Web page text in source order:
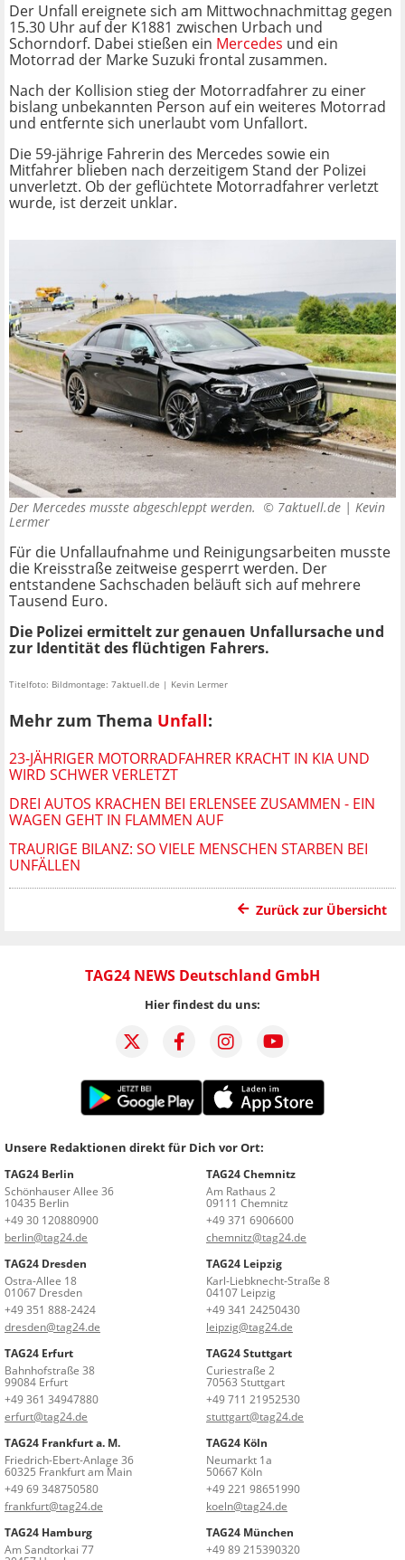
Der Unfall ereignete sich am Mittwochnachmittag gegen
15.30 Uhr auf der K1881 zwischen Urbach und
Schorndorf. Dabei stießen ein Mercedes und ein
Motorrad der Marke Suzuki frontal zusammen.
Nach der Kollision stieg der Motorradfahrer zu einer
bislang unbekannten Person auf ein weiteres Motorrad
und entfernte sich unerlaubt vom Unfallort.
Die 59-jährige Fahrerin des Mercedes sowie ein
Mitfahrer blieben nach derzeitigem Stand der Polizei
unverletzt. Ob der geflüchtete Motorradfahrer verletzt
wurde, ist derzeit unklar.
Der Mercedes musste abgeschleppt werden. © 7aktuell.de | Kevin
Lermer
Für die Unfallaufnahme und Reinigungsarbeiten musste
die Kreisstraße zeitweise gesperrt werden. Der
entstandene Sachschaden beläuft sich auf mehrere
Tausend Euro.
Die Polizei ermittelt zur genauen Unfallursache und
zur Identität des flüchtigen Fahrers.
Titelfoto: Bildmontage: 7aktuell.de | Kevin Lermer
Mehr zum Thema Unfall:
23-JÄHRIGER MOTORRADFAHRER KRACHT IN KIA UND
WIRD SCHWER VERLETZT
DREI AUTOS KRACHEN BEI ERLENSEE ZUSAMMEN - EIN
WAGEN GEHT IN FLAMMEN AUF
TRAURIGE BILANZ: SO VIELE MENSCHEN STARBEN BEI
UNFÄLLEN
Zurück zur Übersicht
TAG24 NEWS Deutschland GmbH
Hier findest du uns:
Unsere Redaktionen direkt für Dich vor Ort:
TAG24 Berlin
Schönhauser Allee 36
10435 Berlin
+49 30 120880900
berlin@tag24.de
TAG24 Chemnitz
Am Rathaus 2
09111 Chemnitz
+49 371 6906600
chemnitz@tag24.de
TAG24 Dresden
Ostra-Allee 18
01067 Dresden
+49 351 888-2424
dresden@tag24.de
TAG24 Leipzig
Karl-Liebknecht-Straße 8
04107 Leipzig
+49 341 24250430
leipzig@tag24.de
TAG24 Erfurt
Bahnhofstraße 38
99084 Erfurt
+49 361 34947880
erfurt@tag24.de
TAG24 Stuttgart
Curiestraße 2
70563 Stuttgart
+49 711 21952530
stuttgart@tag24.de
TAG24 Frankfurt a. M.
Friedrich-Ebert-Anlage 36
60325 Frankfurt am Main
+49 69 348750580
frankfurt@tag24.de
TAG24 Köln
Neumarkt 1a
50667 Köln
+49 221 98651990
koeln@tag24.de
TAG24 Hamburg
Am Sandtorkai 77
TAG24 München
+49 89 215390320